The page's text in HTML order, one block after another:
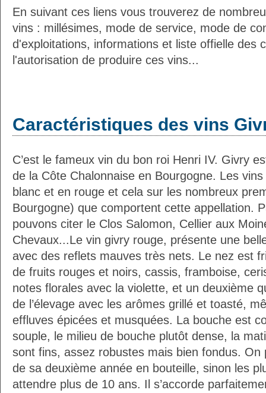
En suivant ces liens vous trouverez de
vins : millésimes, mode de service, mode de
d'exploitations, informations et liste offielle des
l'autorisation de produire ces vins...
Caractéristiques des vins
C’est le fameux vin du bon roi Henri IV. Givry
de la Côte Chalonnaise en Bourgogne. Les
blanc et en rouge et cela sur les nombreux
Bourgogne) que comportent cette appellation.
pouvons citer le Clos Salomon, Cellier aux
Chevaux...Le vin givry rouge, présente une
avec des reflets mauves très nets. Le nez est
de fruits rouges et noirs, cassis, framboise,
notes florales avec la violette, et un deuxième
de l’élevage avec les arômes grillé et toasté,
effluves épicées et musquées. La bouche est
souple, le milieu de bouche plutôt dense, la
sont fins, assez robustes mais bien fondus. On
de sa deuxième année en bouteille, sinon les
attendre plus de 10 ans. Il s’accorde